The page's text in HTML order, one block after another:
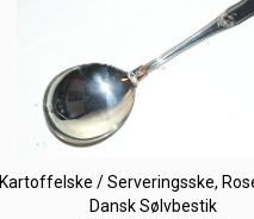
Kartoffelske / Serveringsske,
Dansk Sølvbestik